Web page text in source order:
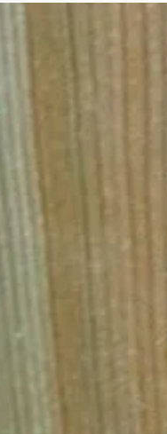
met grondpen (210
in de volgende afmetingen:
verzinkt
Pergola’s